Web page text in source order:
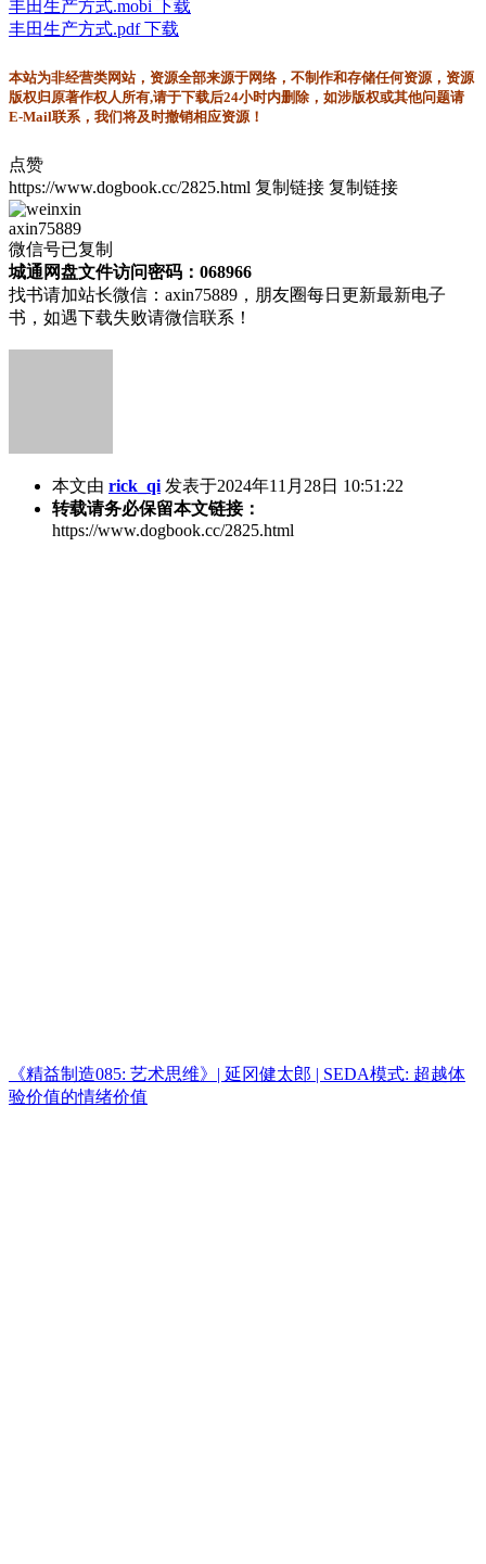
丰田生产方式.mobi 下载
丰田生产方式.pdf 下载
本站为非经营类网站，资源全部来源于网络，不制作和存储任何资源，资源
版权归原著作权人所有,请于下载后24小时内删除，如涉版权或其他问题请
E-Mail联系，我们将及时撤销相应资源！
点赞
https://www.dogbook.cc/2825.html 复制链接 复制链接
axin75889
微信号已复制
城通网盘文件访问密码：068966
找书请加站长微信：axin75889，朋友圈每日更新最新电子
书，如遇下载失败请微信联系！
本文由 rick_qi 发表于2024年11月28日 10:51:22
转载请务必保留本文链接：
https://www.dogbook.cc/2825.html
《精益制造085: 艺术思维》| 延冈健太郎 | SEDA模式: 超越体
验价值的情绪价值